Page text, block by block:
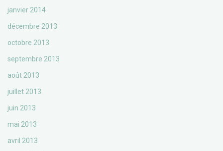
janvier 2014
décembre 2013
octobre 2013
septembre 2013
août 2013
juillet 2013
juin 2013
mai 2013
avril 2013